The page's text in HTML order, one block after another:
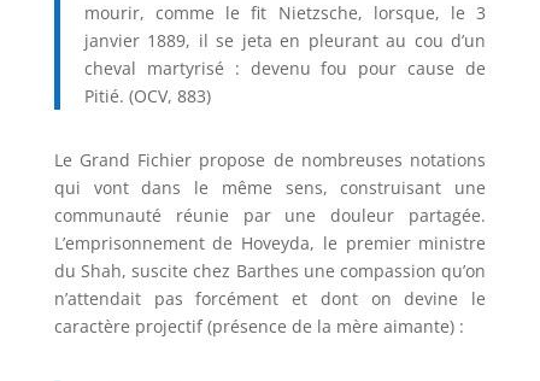
mourir, comme le fit Nietzsche, lorsque, le 3
janvier 1889, il se jeta en pleurant au cou d’un
cheval martyrisé : devenu fou pour cause de
Pitié. (OCV, 883)
Le Grand Fichier propose de nombreuses notations
qui vont dans le même sens, construisant une
communauté réunie par une douleur partagée.
L’emprisonnement de Hoveyda, le premier ministre
du Shah, suscite chez Barthes une compassion qu’on
n’attendait pas forcément et dont on devine le
caractère projectif (présence de la mère aimante) :